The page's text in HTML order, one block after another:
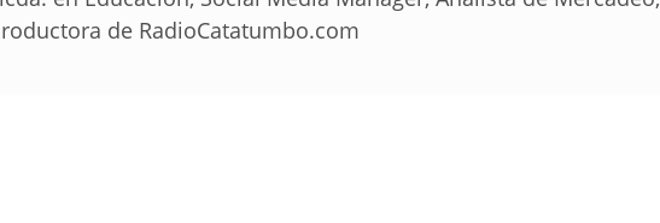
de RadioCatatumbo.com